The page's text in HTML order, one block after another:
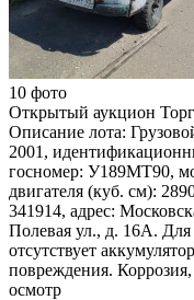
10 фото
Открытый аукцион
Описание лота:
2001,
госномер: У189МТ90,
двигателя (куб. см):
341914, адрес:
Полевая ул., д. 16А. Для
отсутствует
повреждения.
осмотр